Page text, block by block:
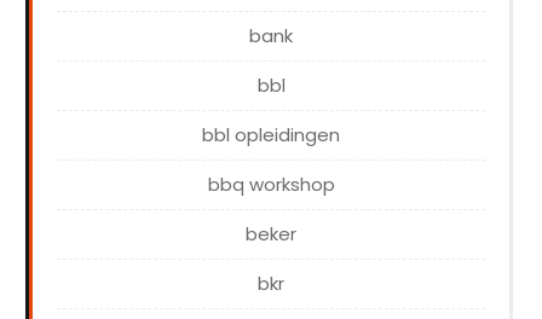
bank
bbl
bbl opleidingen
bbq workshop
beker
bkr